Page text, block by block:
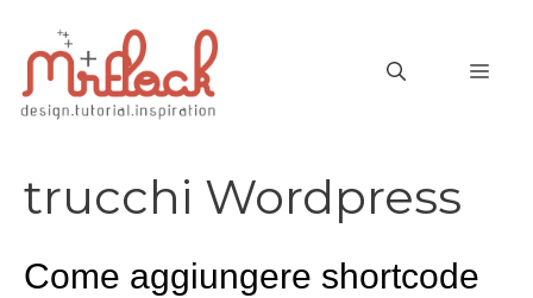
contenuto
trucchi Wordpress
Come aggiungere shortcode